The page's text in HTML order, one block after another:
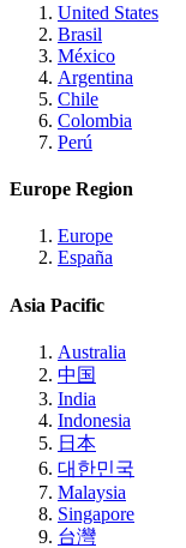
United States
Brasil
México
Argentina
Chile
Colombia
Perú
Europe Region
Europe
España
Asia Pacific
Australia
中国
India
Indonesia
日本
대한민국
Malaysia
Singapore
台灣